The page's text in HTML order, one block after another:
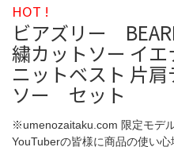
HOT !
ビアズリー
繍カットソー イ
ニットベスト 片
ソー セット
※umenozaitaku.com 限定モデ
YouTuberの皆様に商品の使い